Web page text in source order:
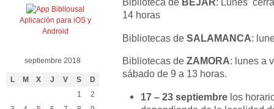
14 horas
Bibliotecas de SALAMANCA:
Bibliotecas de ZAMORA: lunes a
sábado de 9 a 13 horas.
17 – 23 septiembre los
Aplicación para iOS y
Android
septiembre 2018
L M X J V S D
1
2